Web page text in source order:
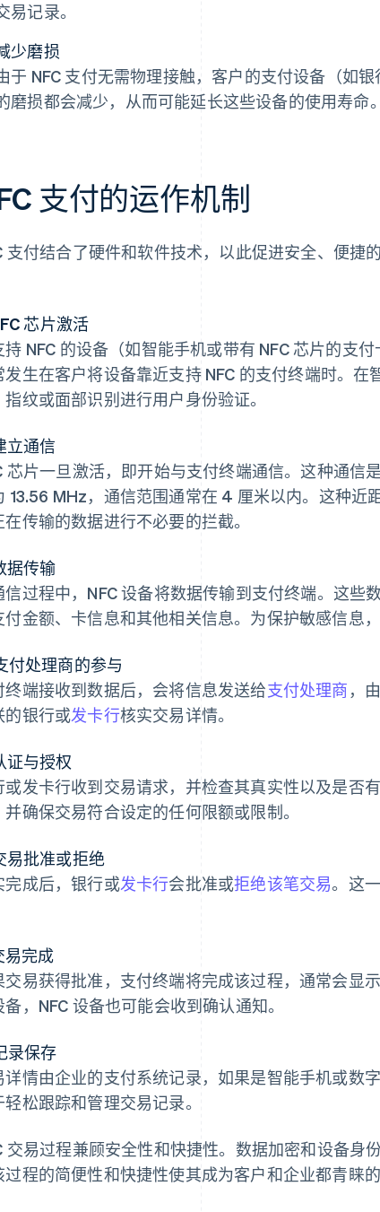
易记录。
少磨损
于 NFC 支付无需物理接触，客户的支付设备（如
磨损都会减少，从而可能延长这些设备的使用寿命。
支付的运作机制
支付结合了硬件和软件技术，以此促进安全、便捷
芯片激活
持 NFC 的设备（如智能手机或带有 NFC 芯片的支
发生在客户将设备靠近支持 NFC 的支付终端时。
指纹或面部识别进行用户身份验证。
立通信
芯片一旦激活，即开始与支付终端通信。这种通信
13.56 MHz，通信范围通常在 4 厘米以内。这种近
在传输的数据进行不必要的拦截。
据传输
信过程中，NFC 设备将数据传输到支付终端。这些
付金额、卡信息和其他相关信息。为保护敏感信息
付处理商的参与
终端接收到数据后，会将信息发送给支付处理商 ，
的银行或发卡行核实交易详情。
证与授权
或发卡行收到交易请求，并检查其真实性以及是否
并确保交易符合设定的任何限额或限制。
易批准或拒绝
完成后，银行或发卡行会批准或拒绝该笔交易。这
易完成
交易获得批准，支付终端将完成该过程，通常会显
备，NFC 设备也可能会收到确认通知。
录保存
详情由企业的支付系统记录，如果是智能手机或数
轻松跟踪和管理交易记录。
交易过程兼顾安全性和快捷性。数据加密和设备身
过程的简便性和快捷性使其成为客户和企业都青睐的